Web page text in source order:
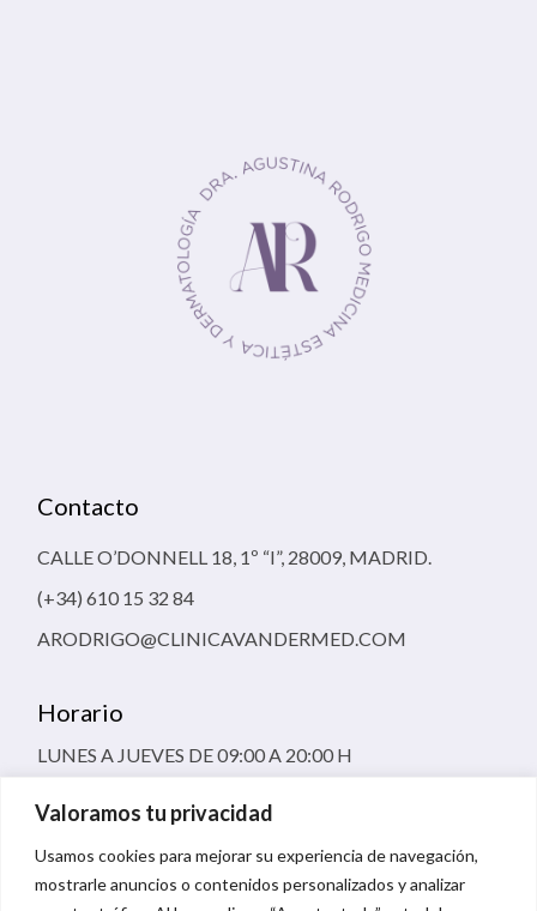
Valoramos tu privacidad
Usamos cookies para mejorar su experiencia de navegación,
mostrarle anuncios o contenidos personalizados y analizar
Contacto
CALLE O’DONNELL 18, 1º “I”, 28009, MADRID.
(+34) 610 15 32 84
ARODRIGO@CLINICAVANDERMED.COM
Horario
LUNES A JUEVES DE 09:00 A 20:00 H